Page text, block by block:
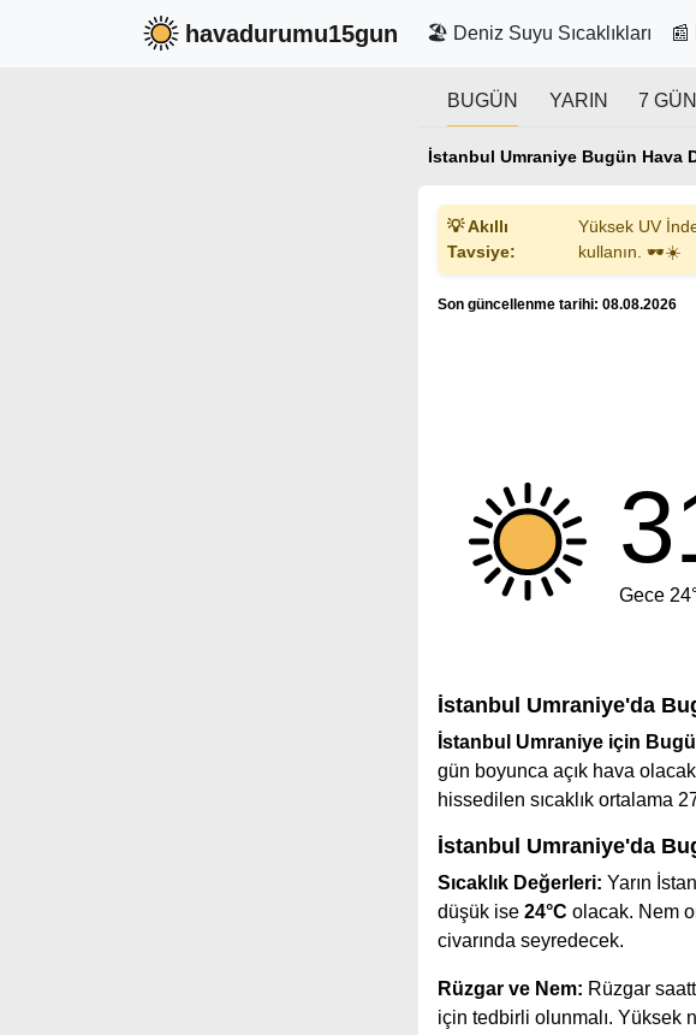
havadurumu15gun 🏖️ Deniz Suyu Sıcaklıkları 📰
BUGÜN YARIN 7
İstanbul Umraniye Bugün Hava
💡 Akıllı
Tavsiye:
Yüksek UV
kullanın. 🕶️☀️
Son güncellenme tarihi: 08.08.2026
Gece
İstanbul Umraniye'da
İstanbul Umraniye için
gün boyunca açık hava
hissedilen sıcaklık ortalama
İstanbul Umraniye'da
Sıcaklık Değerleri: Yarın
düşük ise 24°C olacak. Nem
civarında seyredecek.
Rüzgar ve Nem: Rüzgar
için tedbirli olunmalı. Yüksek